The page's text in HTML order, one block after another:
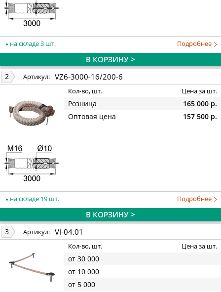
на складе 3 шт. Подробнее
В КОРЗИНУ >
2 Артикул: VZ6-3000-16/200-6
Кол-во, шт. Цена за шт.
Розница
165 000 р.
Оптовая цена
157 500 р.
на складе 19 шт. Подробнее
В КОРЗИНУ >
3 Артикул: VI-04.01
Кол-во, шт. Цена за шт.
от 30 000
от 10 000
от 5 000